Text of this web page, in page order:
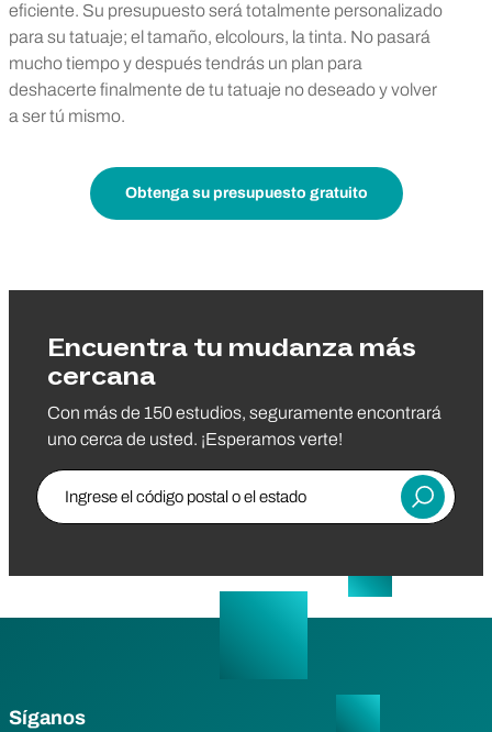
eficiente. Su presupuesto será totalmente personalizado
para su tatuaje; el tamaño, elcolours, la tinta. No pasará
mucho tiempo y después tendrás un plan para
deshacerte finalmente de tu tatuaje no deseado y volver
a ser tú mismo.
Obtenga su presupuesto gratuito
Encuentra tu mudanza más
cercana
Con más de 150 estudios, seguramente encontrará
uno cerca de usted. ¡Esperamos verte!
Ingrese el código postal o el estado
Entregar
Síganos